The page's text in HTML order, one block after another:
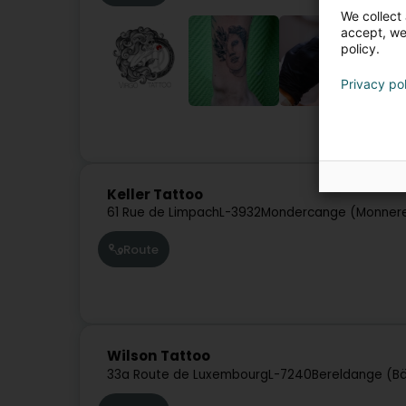
Keller Tattoo
61 Rue de LimpachL-3932Mondercange
Route
Wilson Tattoo
33a Route de LuxembourgL-7240Bereldange
We
accept,
policy.
Privacy